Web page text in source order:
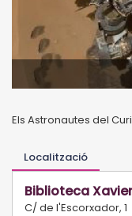
Els Astronautes del
Localització
Biblioteca
C/ de l'Escorxador, 1